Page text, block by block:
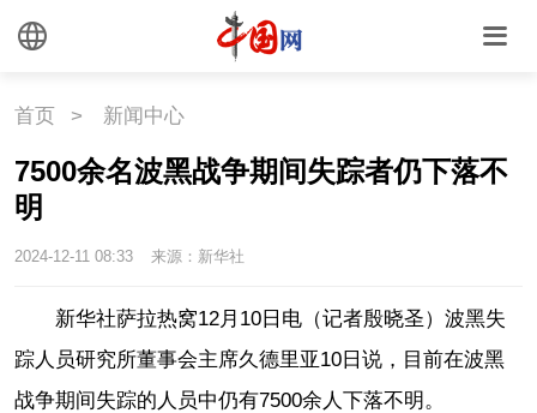
旅游
悦读
中国瓷
国情
国情 助残 一带一路
海洋 草原 湾区
首页 > 新闻中心
7500余名波黑战争期间失踪者仍下落不
明
2024-12-11 08:33 来源：新华社
新华社萨拉热窝12月10日电（记者殷晓圣）波黑失
踪人员研究所董事会主席久德里亚10日说，目前在波黑
战争期间失踪的人员中仍有7500余人下落不明。